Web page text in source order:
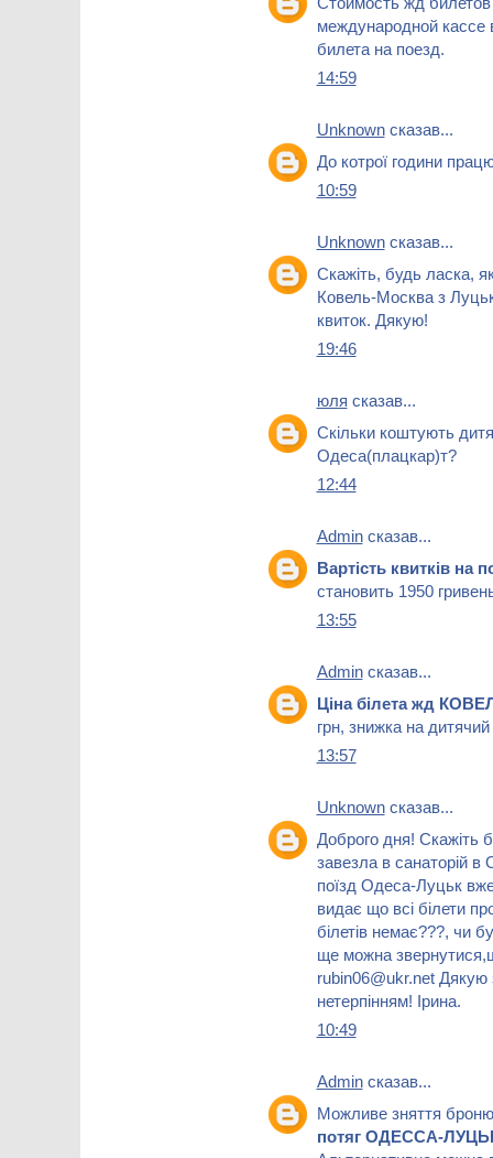
международной кассе
билета на поезд.
14:59
Unknownсказав...
До котрої години
10:59
Unknownсказав...
Скажіть, будь ласка,
Ковель-Москва з
квиток. Дякую!
19:46
юля сказав...
Скільки коштують
Одеса(плацкар)т?
12:44
Adminсказав...
Вартість квитків
становить 1950
13:55
Adminсказав...
Ціна білета жд
грн, знижка на
13:57
Unknownсказав...
Доброго дня! Скажіть
завезла в санаторій в
поїзд Одеса-Луцьк
видає що всі білети
білетів немає???, чи
ще можна
rubin06@ukr.net Дякую
нетерпінням! Ірина.
10:49
Adminсказав...
Можливе зняття
потяг ОДЕССА-